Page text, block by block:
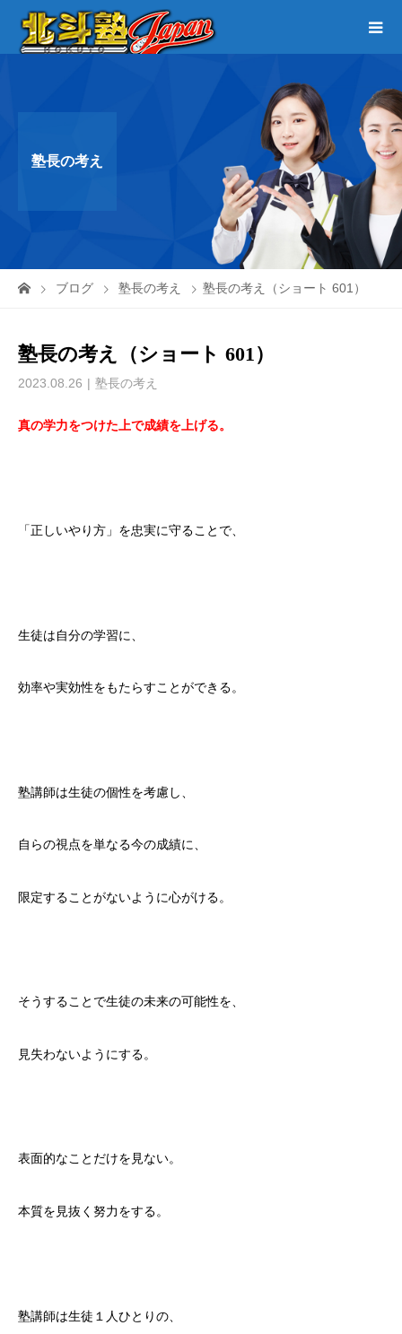
塾長の考え
ブログ 塾長の考え 塾長の考え（ショート 601）
塾長の考え（ショート 601）
2023.08.26 塾長の考え
真の学力をつけた上で成績を上げる。
「正しいやり方」を忠実に守ることで、
生徒は自分の学習に、
効率や実効性をもたらすことができる。
塾講師は生徒の個性を考慮し、
自らの視点を単なる今の成績に、
限定することがないように心がける。
そうすることで生徒の未来の可能性を、
見失わないようにする。
表面的なことだけを見ない。
本質を見抜く努力をする。
塾講師は生徒１人ひとりの、